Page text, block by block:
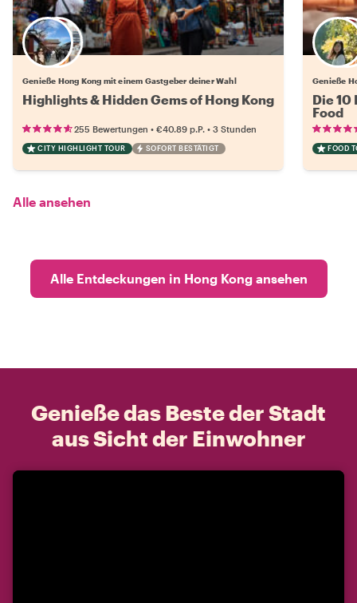
Wähle deinen Lieblingsgastgeber
Genieße Hong Kong mit einem Gastgeber deiner Wahl
Highlights & Hidden Gems of Hong Kong
255 Bewertungen • €40.89 p.P. • 3 Stunden
CITY HIGHLIGHT TOUR SOFORT BESTÄTIGT
Genieße
Die 10
Food
FOOD
Alle ansehen
Alle Entdeckungen in Hong Kong ansehen
Genieße das Beste der Stadt
aus Sicht der Einwohner